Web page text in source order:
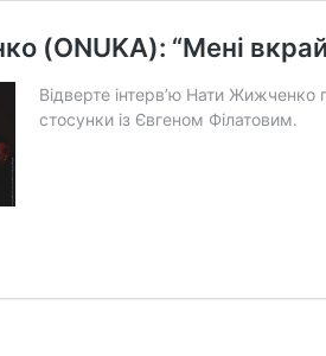
(ONUKA): “Мені
Відверте інтерв’ю Нати
стосунки із Євгеном Філатовим.